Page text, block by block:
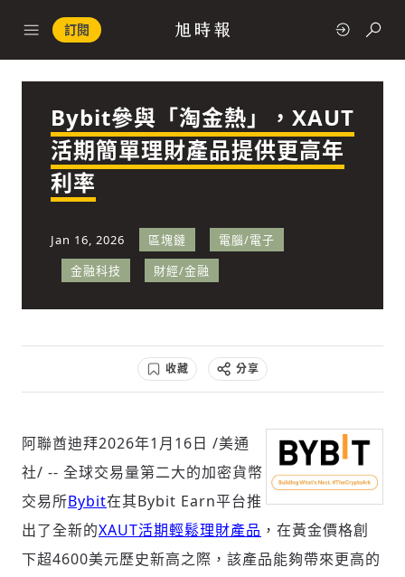
訂閱
快速連結
政治
經濟
科技
社會
Bybit參與「淘金熱」，XAUT
活期簡單理財產品提供更高年
利率
Jan 16, 2026 區塊鏈
電腦/電子
金融科技
財經/金融
收藏 分享
阿聯酋迪拜2026年1月16日 /美通
社/ -- 全球交易量第二大的加密貨幣
交易所Bybit在其Bybit Earn平台推
出了全新的XAUT活期輕鬆理財產品 ，在黃金價格創
下超4600美元歷史新高之際，該產品能夠帶來更高的